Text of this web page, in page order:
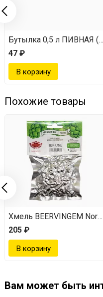
Бутылка 0,5 л ПИВНАЯ
47 ₽
Похожие товары
50 г
Хмель BEERVINGEM
205 ₽
Вам может быть